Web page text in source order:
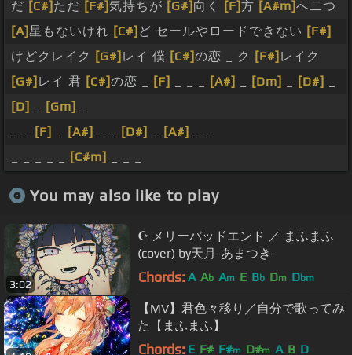
だ [C#] ただ [F#]気持ちが [G#] 向く [F]方 [A#m]へ二つ
[A]星もないけれ [C#] ど セールやロードできない [F#]
けどクレイク
[G#] レイ 僕 [C#]の恋 _ ク [F#] レイク
[G#] レイ 君 [C#]の恋 _ [F] [A#] [Dm] [D#]
[D]
[Gm]
[F] [A#] [D#] [A#]
[C#m]
You may also like to play
3:02
☪ メリーバッドエンド ／ まふまふ
(cover) by天月-あまつき-
Chords: A Ab Am E Bb Dm Dbm
【MV】君色々移り／自分で歌ってみ
た【まふまふ】
Chords: E F# F#m D#m A B D